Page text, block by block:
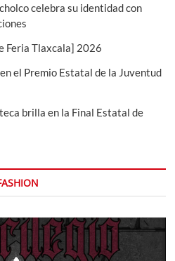
celebra su identidad con
Feria Tlaxcala] 2026
el Premio Estatal de la Juventud
brilla en la Final Estatal de